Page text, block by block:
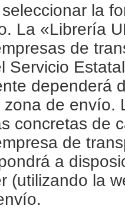
la
La «Librería
de
Servicio
dependerá
de envío.
concretas de
de
a
(utilizando la